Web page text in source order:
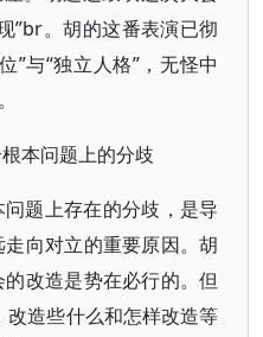
”br。胡的这番表演已彻
”与“独立人格”，无怪中
本问题上的分歧
题上存在的分歧，是导
向对立的重要原因。胡
改造是势在必行的。但
造些什么和怎样改造等